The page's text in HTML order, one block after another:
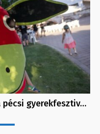
pécsi gyerekfesztiv…